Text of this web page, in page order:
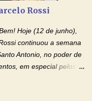
pessoas no
a relação do
ou esposa diante de
...
Rossi
Hoje (12 de junho),
continuou a semana
Antonio, no poder de
em especial pelos